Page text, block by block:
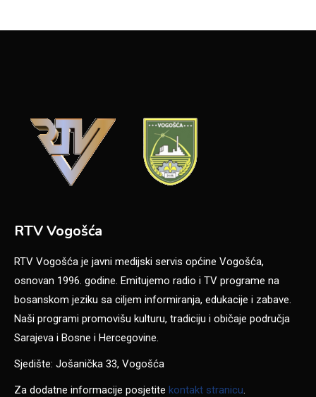
RTV Vogošća
RTV Vogošća je javni medijski servis općine Vogošća,
osnovan 1996. godine. Emitujemo radio i TV programe na
bosanskom jeziku sa ciljem informiranja, edukacije i zabave.
Naši programi promovišu kulturu, tradiciju i običaje područja
Sarajeva i Bosne i Hercegovine.
Sjedište: Jošanička 33, Vogošća
Za dodatne informacije posjetite kontakt stranicu